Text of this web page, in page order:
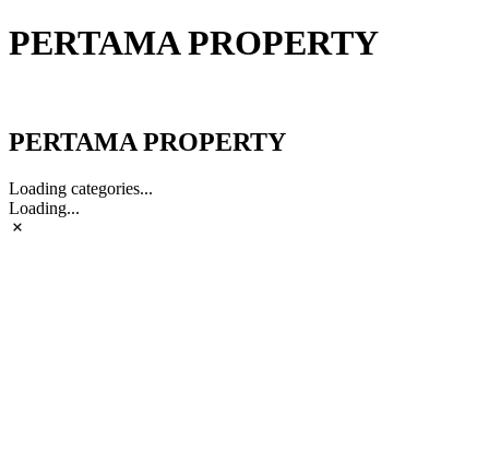
PERTAMA PROPERTY
PERTAMA PROPERTY
Loading categories...
Loading...